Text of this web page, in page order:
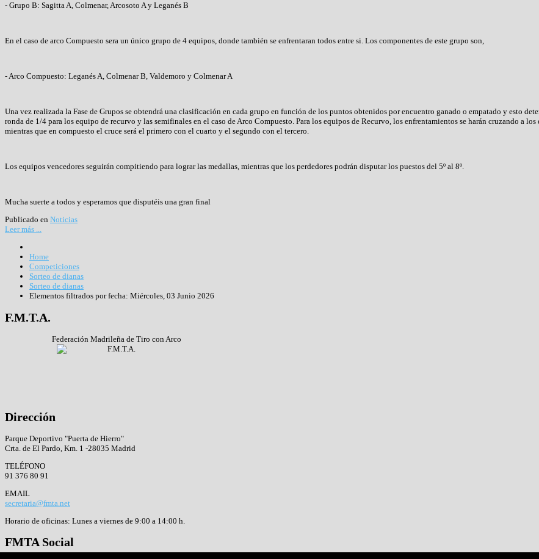
- Grupo B: Sagitta A, Colmenar, Arcosoto A y Leganés B
En el caso de arco Compuesto sera un único grupo de 4 equipos, donde también se enfrentaran todos entre si. Los componentes de este grupo son,
- Arco Compuesto: Leganés A, Colmenar B, Valdemoro y Colmenar A
Una vez realizada la Fase de Grupos se obtendrá una clasificación en cada grupo en función de los puntos obtenidos por encuentro ganado o empatado y esto
ronda de 1/4 para los equipo de recurvo y las semifinales en el caso de Arco Compuesto. Para los equipos de Recurvo, los enfrentamientos se harán cruzando a
mientras que en compuesto el cruce será el primero con el cuarto y el segundo con el tercero.
Los equipos vencedores seguirán compitiendo para lograr las medallas, mientras que los perdedores podrán disputar los puestos del 5º al 8º.
Mucha suerte a todos y esperamos que disputéis una gran final
Publicado en Noticias
Leer más ...
Home
Competiciones
Sorteo de dianas
Sorteo de dianas
Elementos filtrados por fecha: Miércoles, 03 Junio 2026
F.M.T.A.
Federación Madrileña de Tiro con Arco
Dirección
Parque Deportivo "Puerta de Hierro"
Crta. de El Pardo, Km. 1 -28035 Madrid
TELÉFONO
91 376 80 91
EMAIL
secretaria@fmta.net
Horario de oficinas: Lunes a viernes de 9:00 a 14:00 h.
FMTASocial